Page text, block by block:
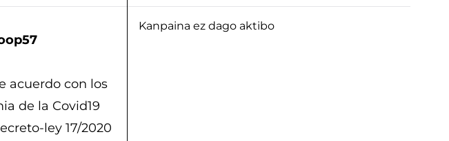
acuerdo con los
de la Covid19
ley 17/2020
Kanpaina ez dago aktibo